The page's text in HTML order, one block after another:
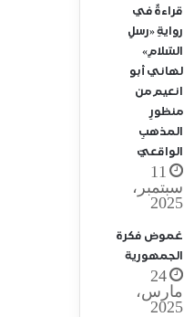
قراءةٌ في
روايةِ «رسلِ
السّلامِ»
لهاني أبو
انعيم من
منظورِ
المذهبِ
الواقعيّ
11
سبتمبر،
2025
غموض فكرة
الجمهورية
24
مارس،
2025